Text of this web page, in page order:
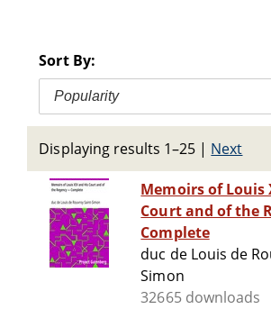
Sort By:
Popularity
Displaying results 1–25 | Next
Memoirs of Louis
Court and of the
Complete
duc de Louis de
Simon
32665 downloads